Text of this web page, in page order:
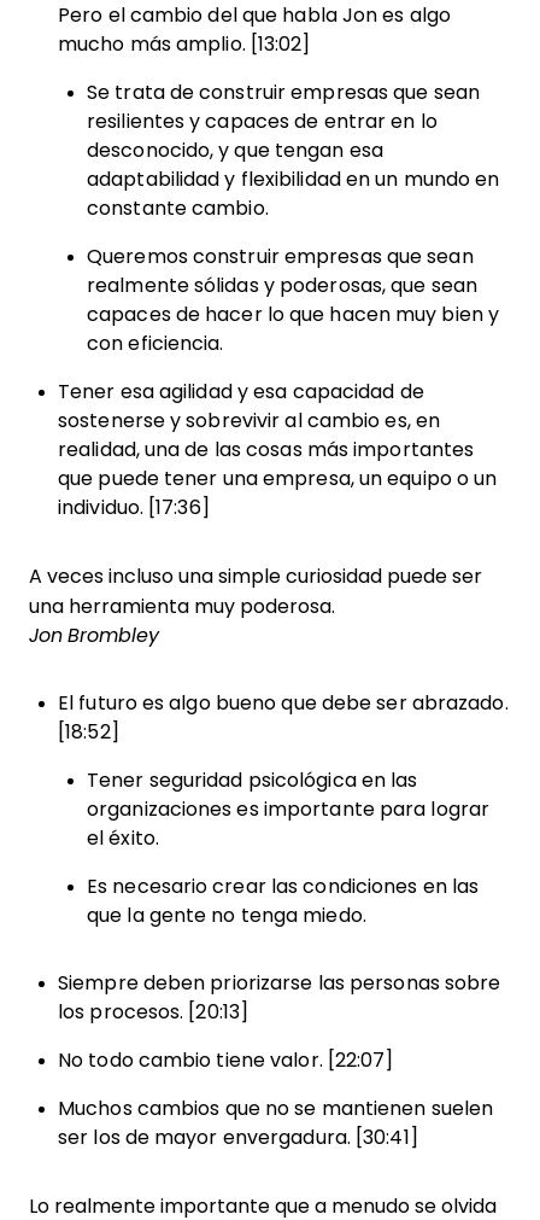
Pero el cambio del que habla Jon es algo
mucho más amplio. [13:02]
Se trata de construir empresas que sean
resilientes y capaces de entrar en lo
desconocido, y que tengan esa
adaptabilidad y flexibilidad en un mundo en
constante cambio.
Queremos construir empresas que sean
realmente sólidas y poderosas, que sean
capaces de hacer lo que hacen muy bien y
con eficiencia.
Tener esa agilidad y esa capacidad de
sostenerse y sobrevivir al cambio es, en
realidad, una de las cosas más importantes
que puede tener una empresa, un equipo o un
individuo. [17:36]
A veces incluso una simple curiosidad puede ser
una herramienta muy poderosa.
Jon Brombley
El futuro es algo bueno que debe ser abrazado.
[18:52]
Tener seguridad psicológica en las
organizaciones es importante para lograr
el éxito.
Es necesario crear las condiciones en las
que la gente no tenga miedo.
Siempre deben priorizarse las personas sobre
los procesos. [20:13]
No todo cambio tiene valor. [22:07]
Muchos cambios que no se mantienen suelen
ser los de mayor envergadura. [30:41]
Lo realmente importante que a menudo se olvida